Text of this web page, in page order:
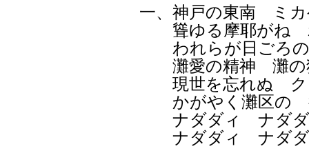
一、神戸の東南 ミカ
聳ゆる摩耶がね
われらが日ごろ
灘愛の精神 灘の
現世を忘れぬ ク
かがやく灘区の
ナダダィ ナダダ
ナダダィ ナダダ